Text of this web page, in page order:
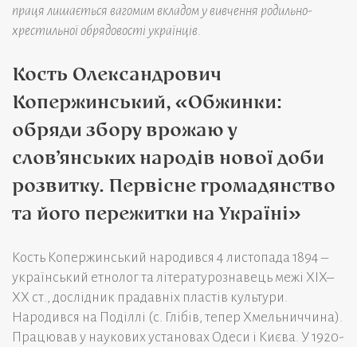
праця лишається вагомим вкладом у вивчення родильно-
хрестильної обрядовості українців.
Кость Олександрович
Копержинський, «Обжинки:
обряди збору врожаю у
слов’янських народів нової доби
розвитку. Первісне громадянство
та його пережитки на Україні»
Кость Копержинський народився 4 листопада 1894 –
український етнолог та літературознавець межі XIX–
XX ст., дослідник прадавніх пластів культури.
Народився на Поділлі (с. Глібів, тепер Хмельниччина).
Працював у наукових установах Одеси і Києва. У 1920-